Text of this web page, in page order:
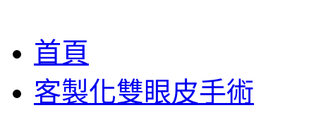
至
要
首頁
客製化雙眼皮手術